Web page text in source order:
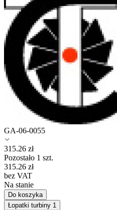
GA-06-0055
315.26 zł
Pozostało 1 szt.
315.26 zł
bez VAT
Na stanie
Do koszyka
Łopatki turbiny 1